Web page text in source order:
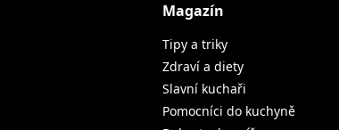
Magazín
Tipy a triky
Zdraví a diety
Slavní kuchaři
Pomocníci do kuchyně